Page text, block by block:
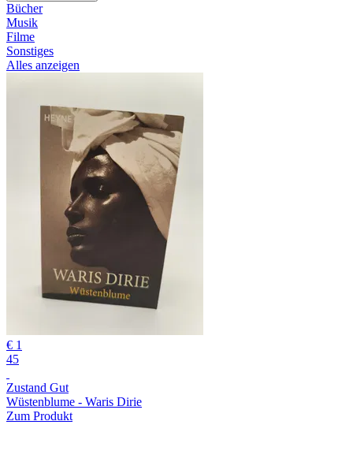
Bücher
Musik
Filme
Sonstiges
Alles anzeigen
€ 1
45
Zustand Gut
Wüstenblume - Waris Dirie
Zum Produkt